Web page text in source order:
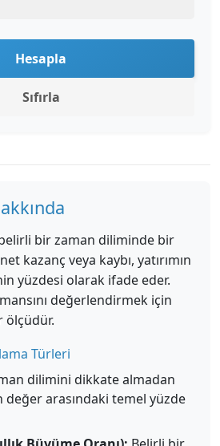
Hesapla
Sıfırla
bir zaman diliminde bir
kazanç veya kaybı, yatırımın
yüzdesi olarak ifade eder.
değerlendirmek için
ölçüdür.
Türleri
dilimini dikkate almadan
değer arasındaki temel yüzde